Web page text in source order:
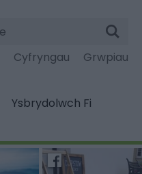
Cyfryngau Grwpiau
Ysbrydolwch Fi